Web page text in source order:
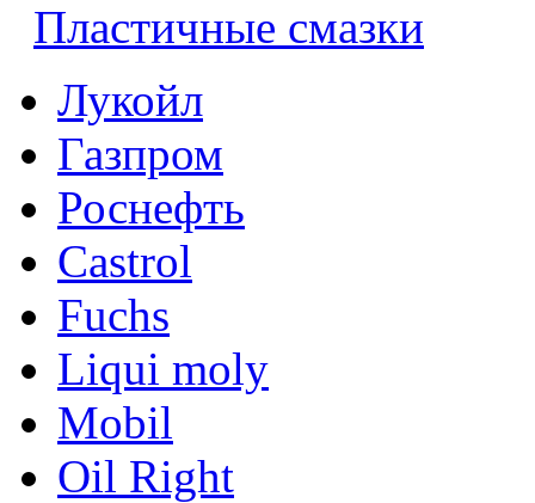
Пластичные смазки
Лукойл
Газпром
Роснефть
Castrol
Fuchs
Liqui moly
Mobil
Oil Right